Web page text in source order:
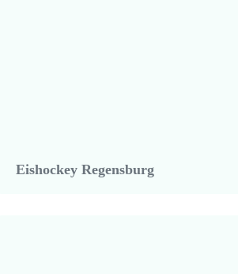
Eishockey Regensburg